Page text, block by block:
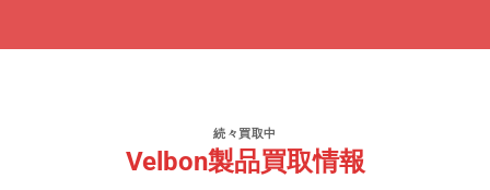
続々買取中
Velbon製品買取情報